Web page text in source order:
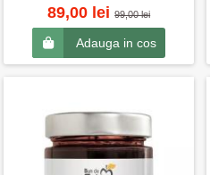
89,00 lei99,00 lei
Adauga in cos